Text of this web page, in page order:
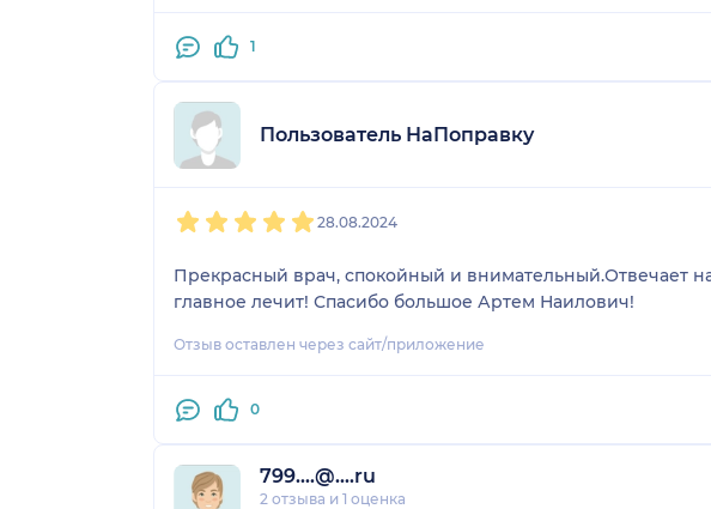
1
Пользователь НаПоправку
28.08.2024
Прекрасный врач, спокойный и внимательный.Отвечает
главное лечит! Спасибо большое Артем Наилович!
Отзыв оставлен через сайт/приложение
0
799....@....ru
2 отзыва и 1 оценка